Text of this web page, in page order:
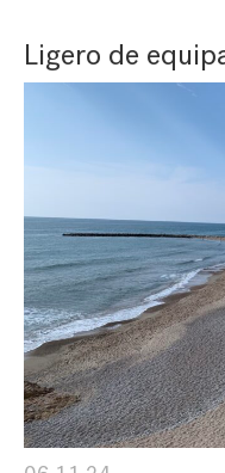
Ligero de